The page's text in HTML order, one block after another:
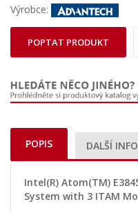
Výrobce:
POPTAT PRODUKT
POPIS DALŠÍ
Intel(R) Atom(TM)
System with 3 ITAM